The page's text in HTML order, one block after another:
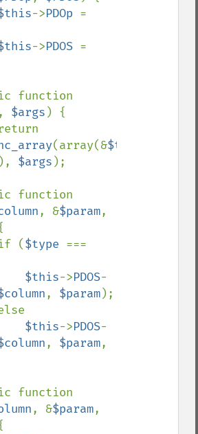
->PDOp
->PDOS
, $args ) {
(array(&$this
), $args );
, &$param
if (
$type
$this->PDOS-
, $param);
$this->PDOS-
, $param
, &$param